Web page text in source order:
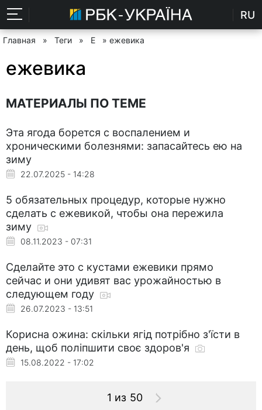
RU
Главная » Теги » Е » ежевика
ежевика
МАТЕРИАЛЫ ПО ТЕМЕ
Эта ягода борется с воспалением и
хроническими болезнями: запасайтесь ею на
зиму
22.07.2025 - 14:28
5 обязательных процедур, которые нужно
сделать с ежевикой, чтобы она пережила
зиму
08.11.2023 - 07:31
Сделайте это с кустами ежевики прямо
сейчас и они удивят вас урожайностью в
следующем году
26.07.2023 - 13:51
Корисна ожина: скільки ягід потрібно з'їсти в
день, щоб поліпшити своє здоров'я
15.08.2022 - 17:02
1 из 50